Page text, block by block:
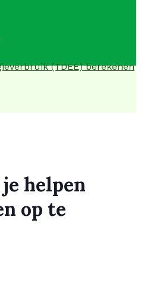
(TDEE) berekenen
helpen
op te